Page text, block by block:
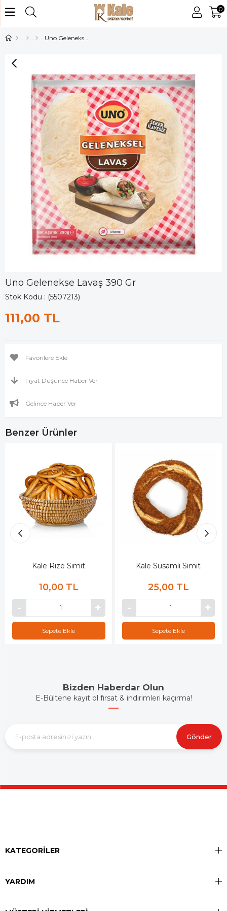
0
Uno Gelenekse Lavaş 390 Gr
Uno Gelenekse Lavaş 390 Gr
Stok Kodu (5507213)
111,00 TL
Favorilere Ekle
Fiyat Düşünce Haber Ver
Gelince Haber Ver
Benzer Ürünler
Kale Rize Simit
10,00 TL
Sepete Ekle
Kale Susamlı Simit
25,00 TL
Sepete Ekle
Bizden Haberdar Olun
E-Bültene kayıt ol fırsat & indirimleri kaçırma!
Gönder
KATEGORİLER
YARDIM